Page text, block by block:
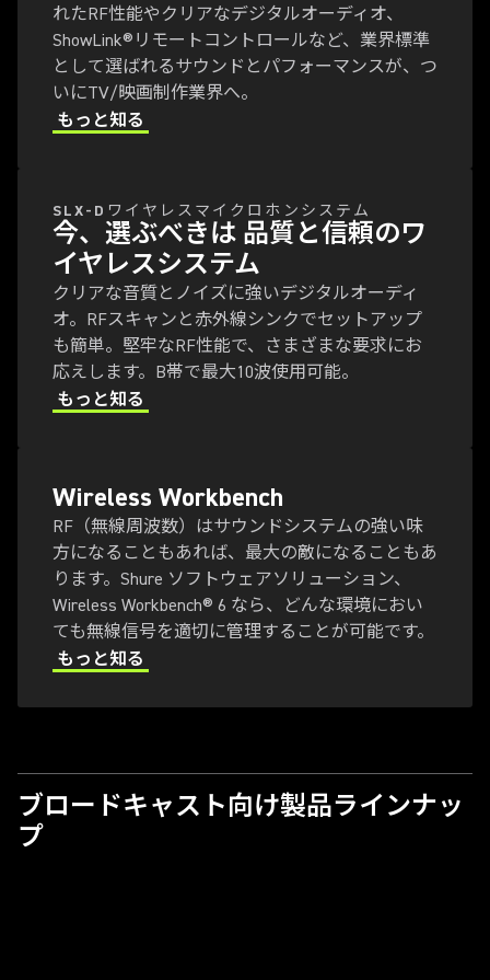
TwinPlex 事例 | Steve
デジタルに切り替える理由 -
Steve Watson
TwinPlex 事例 | フリッツ・ラ
ング
れたRF性能やクリアなデジタルオーディオ、
ShowLink®リモートコントロールなど、業界標準
として選ばれるサウンドとパフォーマンスが、つ
いにTV/映画制作業界へ。
もっと知る
SLX-Dワイヤレスマイクロホンシステム
今、選ぶべきは 品質と信頼のワ
イヤレスシステム
クリアな音質とノイズに強いデジタルオーディ
オ。RFスキャンと赤外線シンクでセットアップ
も簡単。堅牢なRF性能で、さまざまな要求にお
応えします。B帯で最大10波使用可能。
もっと知る
Wireless Workbench
RF（無線周波数）はサウンドシステムの強い味
方になることもあれば、最大の敵になることもあ
ります。Shure ソフトウェアソリューション、
Wireless Workbench® 6 なら、どんな環境におい
ても無線信号を適切に管理することが可能です。
もっと知る
ブロードキャスト向け製品ラインナッ
プ